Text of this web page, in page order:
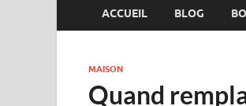
ACCUEIL BLOG
MAISON
Quand